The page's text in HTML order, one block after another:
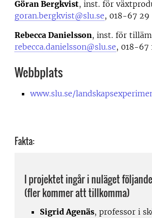
Göran Bergkvist, inst. för
goran.bergkvist@slu.se, 018-67 29
Rebecca Danielsson, inst. för
rebecca.danielsson@slu.se, 018-67
Webbplats
www.slu.se/
Fakta:
I projektet ingår i nuläget
(fler kommer att tillkomma)
Sigrid Agenäs, professor i